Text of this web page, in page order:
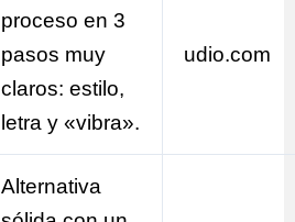
proceso en 3
pasos muy
claros: estilo,
letra y «vibra».
udio.com
Alternativa